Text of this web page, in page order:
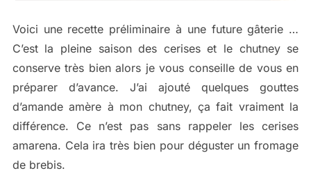
Voici une recette préliminaire à une future gâterie …
C’est la pleine saison des cerises et le chutney se
conserve très bien alors je vous conseille de vous en
préparer d’avance. J’ai ajouté quelques gouttes
d’amande amère à mon chutney, ça fait vraiment la
différence. Ce n’est pas sans rappeler les cerises
amarena. Cela ira très bien pour déguster un fromage
de brebis.